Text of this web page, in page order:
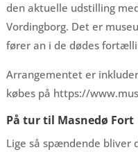
den aktuelle udstilling
Vordingborg. Det er
fører an i de dødes
Arrangementet er
købes på https://
På tur til Masnedø Fort
Lige så spændende bliver